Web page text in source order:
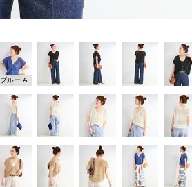
ブルー A